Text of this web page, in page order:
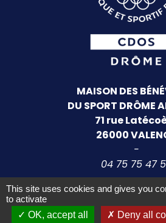
MAISON DES
DU SPORT DRÔME
71 rue
26000
-
04 75 75 47
Mentions légales- ©
This site uses cookies and gives you
to activate
OK, accept all
Deny all